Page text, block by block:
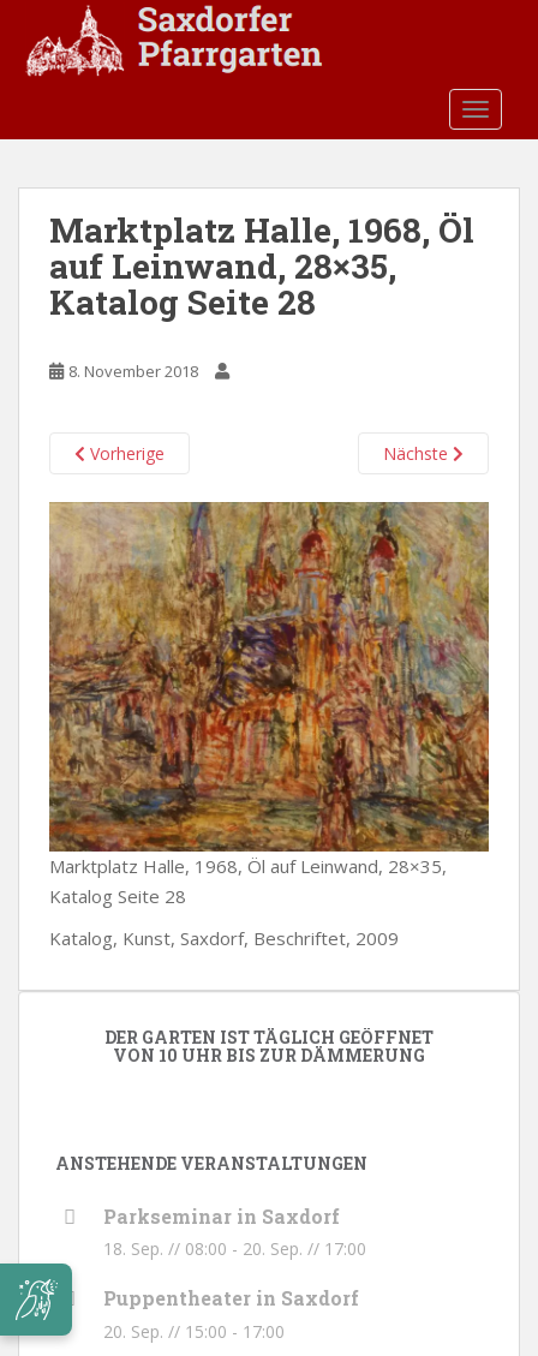
Marktplatz Halle, 1968, Öl
auf Leinwand, 28×35,
Katalog Seite 28
8. November 2018
Vorherige Nächste
Marktplatz Halle, 1968, Öl auf Leinwand, 28×35,
Katalog Seite 28
Katalog, Kunst, Saxdorf, Beschriftet, 2009
DER GARTEN IST TÄGLICH GEÖFFNET
VON 10 UHR BIS ZUR DÄMMERUNG
ANSTEHENDE VERANSTALTUNGEN
Parkseminar in Saxdorf
18. Sep. // 08:00 - 20. Sep. // 17:00
Puppentheater in Saxdorf
20. Sep. // 15:00 - 17:00